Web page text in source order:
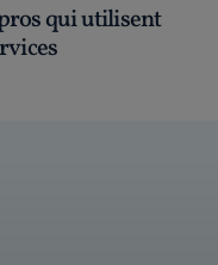
qui utilisent